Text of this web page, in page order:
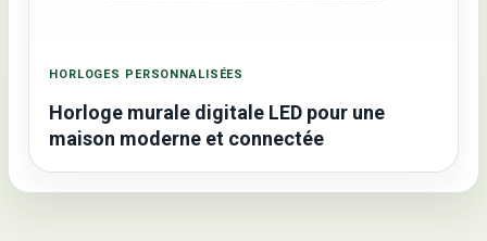
HORLOGES PERSONNALISÉES
Horloge murale digitale LED pour une
maison moderne et connectée